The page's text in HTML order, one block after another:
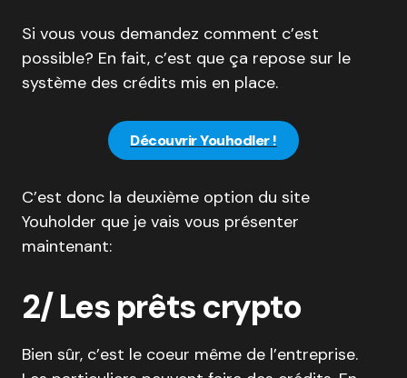
Si vous vous demandez comment c’est
possible? En fait, c’est que ça repose sur le
système des crédits mis en place.
Découvrir Youhodler !
C’est donc la deuxième option du site
Youholder que je vais vous présenter
maintenant:
2/ Les prêts crypto
Bien sûr, c’est le coeur même de l’entreprise.